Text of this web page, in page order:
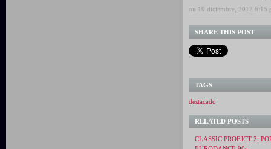
on 19 diciembre, 2012 6:15
SHARE THIS POST
TAGS
destacado
RELATED POSTS
CLASSIC PROEJCT 2: